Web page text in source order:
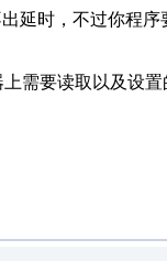
时，不过你程序
需要读取以及设